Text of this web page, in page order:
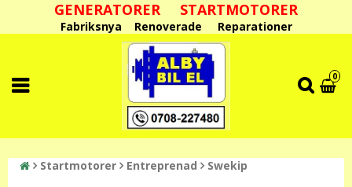
GENERATORER STARTMOTORER
Fabriksnya Renoverade Reparationer
0
Startmotorer Entreprenad Swekip